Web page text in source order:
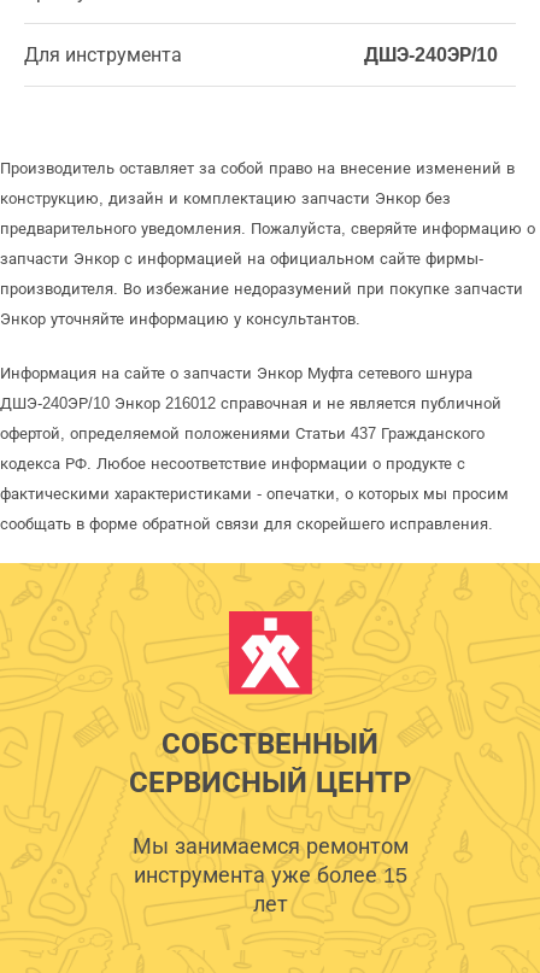
Для инструмента ДШЭ-240ЭР/10
Производитель оставляет за собой право на внесение изменений в
конструкцию, дизайн и комплектацию запчасти Энкор без
предварительного уведомления. Пожалуйста, сверяйте информацию о
запчасти Энкор с информацией на официальном сайте фирмы-
производителя. Во избежание недоразумений при покупке запчасти
Энкор уточняйте информацию у консультантов.
Информация на сайте о запчасти Энкор Муфта сетевого шнура
ДШЭ-240ЭР/10 Энкор 216012 справочная и не является публичной
офертой, определяемой положениями Статьи 437 Гражданского
кодекса РФ. Любое несоответствие информации о продукте с
фактическими характеристиками - опечатки, о которых мы просим
сообщать в форме обратной связи для скорейшего исправления.
СОБСТВЕННЫЙ
СЕРВИСНЫЙ ЦЕНТР
Мы занимаемся ремонтом
инструмента уже более 15
лет